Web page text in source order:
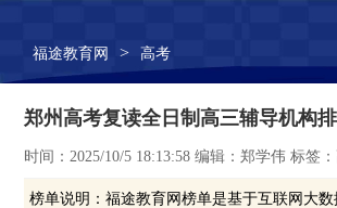
福途教育网 > 高考
郑州高考复读全日制高三辅导机构
时间：2025/10/5 18:13:58 编辑：郑学伟 标签
榜单说明：福途教育网榜单是基于互联网大